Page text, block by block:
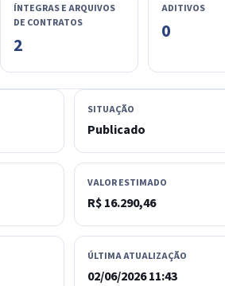
ÍNTEGRAS E ARQUIVOS
DE CONTRATOS
2
ADITIVOS
0
SITUAÇÃO
Publicado
VALOR ESTIMADO
R$ 16.290,46
ÚLTIMA ATUALIZAÇÃO
02/06/2026 11:43